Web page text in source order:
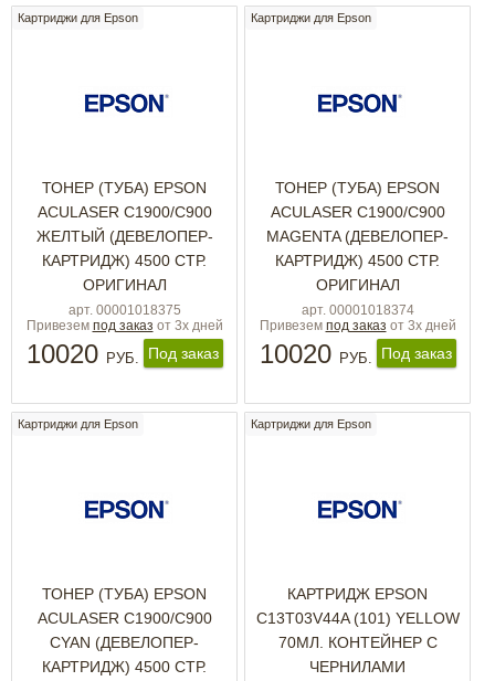
Картриджи для Epson
ТОНЕР (ТУБА) EPSON
ACULASER C1900/C900
ЖЕЛТЫЙ (ДЕВЕЛОПЕР-
КАРТРИДЖ) 4500 СТР.
ОРИГИНАЛ
арт. 00001018375
Привезем под заказ от 3х дней
10020 РУБ. Под заказ
Картриджи для Epson
ТОНЕР (ТУБА) EPSON
ACULASER C1900/C900
MAGENTA (ДЕВЕЛОПЕР-
КАРТРИДЖ) 4500 СТР.
ОРИГИНАЛ
арт. 00001018374
Привезем под заказ от 3х дней
10020 РУБ. Под заказ
Картриджи для Epson
ТОНЕР (ТУБА) EPSON
ACULASER C1900/C900
CYAN (ДЕВЕЛОПЕР-
КАРТРИДЖ) 4500 СТР.
Картриджи для Epson
КАРТРИДЖ EPSON
C13T03V44A (101) YELLOW
70МЛ. КОНТЕЙНЕР С
ЧЕРНИЛАМИ